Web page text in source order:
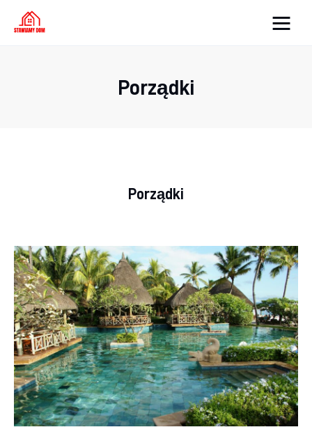
Porządki
Remont
Budowa
Więcej
Porządki